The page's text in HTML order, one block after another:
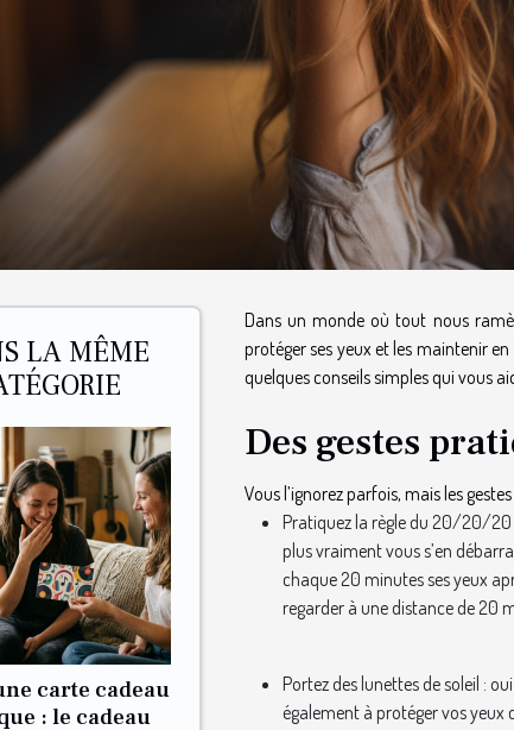
LA MÊME
carte cadeau
: le cadeau
Dans un monde où tout nous
protéger ses yeux et les maintenir
quelques conseils simples qui vous
Des gestes
Vous l’ignorez parfois, mais les
Pratiquez la règle du 20/20/20
plus vraiment vous s’en
chaque 20 minutes ses yeux
regarder à une distance de 20
Portez des lunettes de soleil :
également à protéger vos yeux